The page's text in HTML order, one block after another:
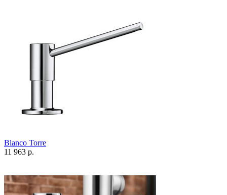
Blanco Torre
11 963 р.